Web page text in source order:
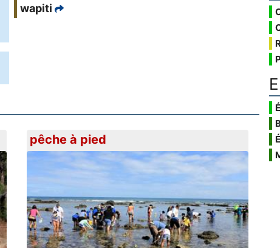
wapiti
pêche à pied